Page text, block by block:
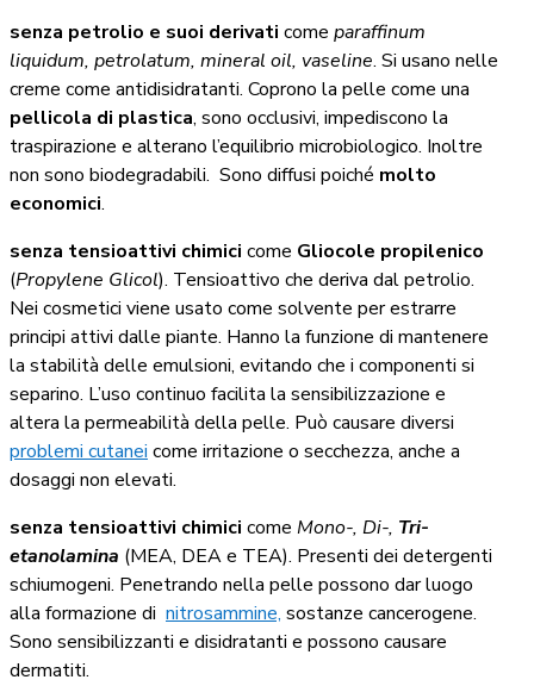
senza petrolio e suoi derivati come paraffinum
liquidum, petrolatum, mineral oil, vaseline. Si usano nelle
creme come antidisidratanti. Coprono la pelle come una
pellicola di plastica, sono occlusivi, impediscono la
traspirazione e alterano l’equilibrio microbiologico. Inoltre
non sono biodegradabili. Sono diffusi poiché molto
economici.
senza tensioattivi chimici come Gliocole propilenico
(Propylene Glicol). Tensioattivo che deriva dal petrolio.
Nei cosmetici viene usato come solvente per estrarre
principi attivi dalle piante. Hanno la funzione di mantenere
la stabilità delle emulsioni, evitando che i componenti si
separino. L’uso continuo facilita la sensibilizzazione e
altera la permeabilità della pelle. Può causare diversi
problemi cutanei come irritazione o secchezza, anche a
dosaggi non elevati.
senza tensioattivi chimici come Mono-, Di-, Tri-
etanolamina (MEA, DEA e TEA). Presenti dei detergenti
schiumogeni. Penetrando nella pelle possono dar luogo
alla formazione di nitrosammine, sostanze cancerogene.
Sono sensibilizzanti e disidratanti e possono causare
dermatiti.